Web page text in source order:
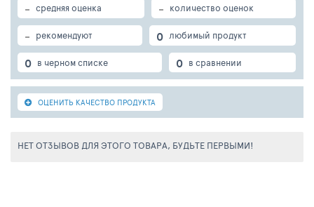
- средняя оценка - количество оценок
- рекомендуют 0 любимый продукт
0 в черном списке 0 в сравнении
ОЦЕНИТЬ КАЧЕСТВО ПРОДУКТА
НЕТ ОТЗЫВОВ ДЛЯ ЭТОГО ТОВАРА, БУДЬТЕ ПЕРВЫМИ!